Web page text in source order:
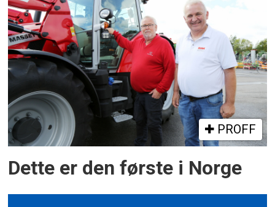
PROFF
Dette er den første i Norge